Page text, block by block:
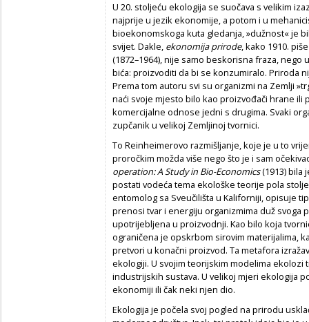
U 20. stoljeću ekologija se suočava s velikim
najprije u jezik ekonomije, a potom i u
bioekonomskoga kuta gledanja, »dužnost« je
svijet. Dakle, ekonomija prirode, kako 1910.
(1872–1964), nije samo beskorisna fraza,
bića: proizvoditi da bi se konzumiralo. Priroda
Prema tom autoru svi su organizmi na Zemlji
naći svoje mjesto bilo kao proizvođači hrane ili
komercijalne odnose jedni s drugima. Svaki
zupčanik u velikoj Zemljinoj tvornici.
To Reinheimerovo razmišljanje, koje je u to
proročkim možda više nego što je i sam
operation: A Study in Bio-Economics(1913) bila
postati vodeća tema ekološke teorije pola
entomolog sa Sveučilišta u Kaliforniji, opisuje
prenosi tvar i energiju organizmima duž svoga
upotrijebljena u proizvodnji. Kao bilo koja
ograničena je opskrbom sirovim materijalima,
pretvori u konačni proizvod. Ta metafora
ekologiji. U svojim teorijskim modelima
industrijskih sustava. U velikoj mjeri ekologija
ekonomiji ili čak neki njen dio.
Ekologija je počela svoj pogled na prirodu